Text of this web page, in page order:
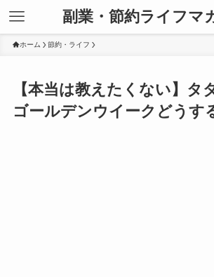
副業・節約ライフマ
ホーム 節約・ライフ
【本当は教えたくない】タ
ゴールデンウイークどうす